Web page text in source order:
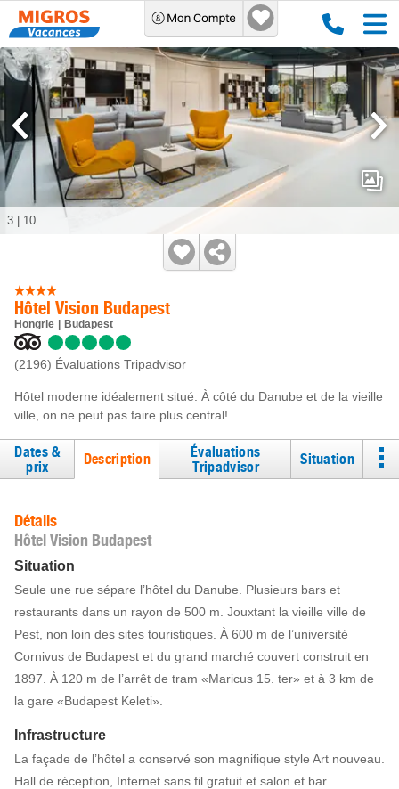
Hôtel Vision Budapest
Hongrie Budapest
(2196) Évaluations Tripadvisor
Hôtel moderne idéalement situé. À côté du Danube et de la vieille
ville, on ne peut pas faire plus central!
3 10
Dates &
prix
Description
Évaluations
Tripadvisor
Situation
Détails
Hôtel Vision Budapest
Situation
Seule une rue sépare l’hôtel du Danube. Plusieurs bars et
restaurants dans un rayon de 500 m. Jouxtant la vieille ville de
Pest, non loin des sites touristiques. À 600 m de l’université
Cornivus de Budapest et du grand marché couvert construit en
1897. À 120 m de l’arrêt de tram «Maricus 15. ter» et à 3 km de
la gare «Budapest Keleti».
Infrastructure
La façade de l’hôtel a conservé son magnifique style Art nouveau.
Hall de réception, Internet sans fil gratuit et salon et bar.